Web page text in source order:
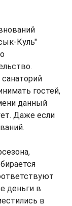
Куль"
гостей,
данный
Даже если
деньги в
в